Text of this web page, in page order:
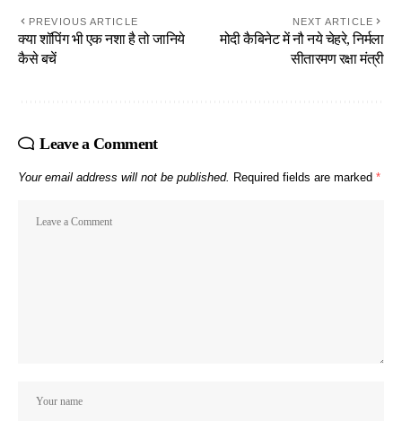
PREVIOUS ARTICLE
क्या शॉपिंग भी एक नशा है तो जानिये
कैसे बचें
NEXT ARTICLE
मोदी कैबिनेट में नौ नये चेहरे, निर्मला
सीतारमण रक्षा मंत्री
Leave a Comment
Your email address will not be published. Required fields are marked *